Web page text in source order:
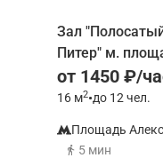
Зал
Питер" м.
от 1450 ₽/
16 м2•до 12 чел.
Площадь
5 мин